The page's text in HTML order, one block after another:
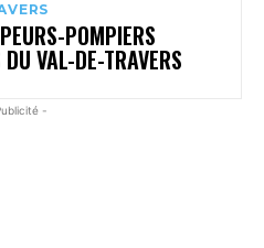
POMPIERS
VAL-DE-TRAVERS
-